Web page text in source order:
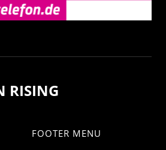
RISING
FOOTER MENU